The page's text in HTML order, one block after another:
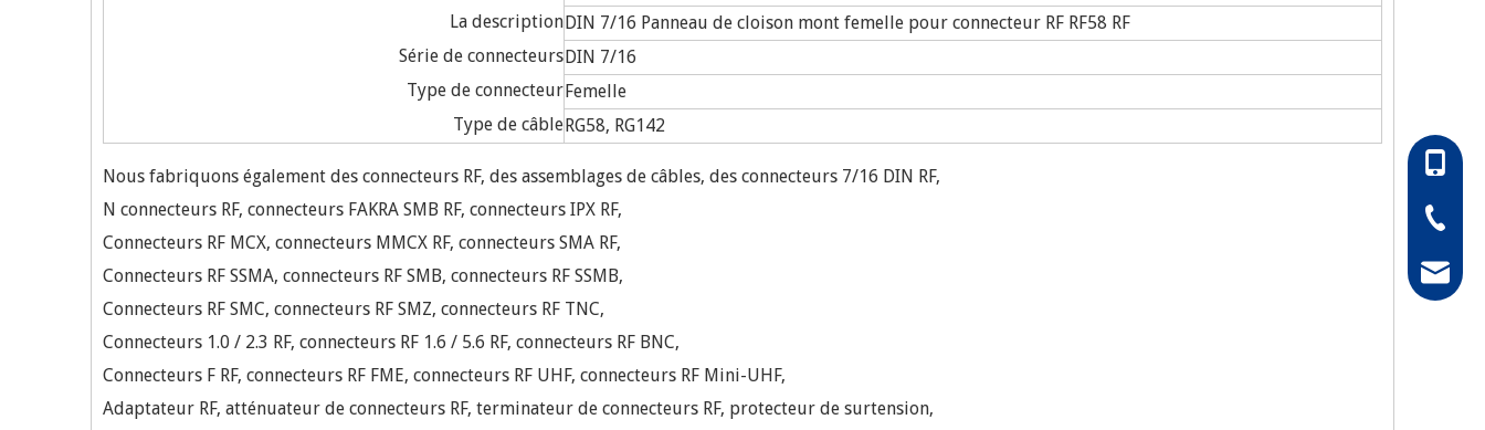
La descriptionDIN 7/16 Panneau de cloison mont femelle pour connecteur RF RF58 RF
Série de connecteursDIN 7/16
Type de connecteurFemelle
Type de câbleRG58, RG142
Nous fabriquons également des connecteurs RF, des assemblages de câbles, des connecteurs 7/16 DIN RF,
N connecteurs RF, connecteurs FAKRA SMB RF, connecteurs IPX RF,
Connecteurs RF MCX, connecteurs MMCX RF, connecteurs SMA RF,
Connecteurs RF SSMA, connecteurs RF SMB, connecteurs RF SSMB,
Connecteurs RF SMC, connecteurs RF SMZ, connecteurs RF TNC,
Connecteurs 1.0 / 2.3 RF, connecteurs RF 1.6 / 5.6 RF, connecteurs RF BNC,
Connecteurs F RF, connecteurs RF FME, connecteurs RF UHF, connecteurs RF Mini-UHF,
Adaptateur RF, atténuateur de connecteurs RF, terminateur de connecteurs RF, protecteur de surtension,
86-
86-